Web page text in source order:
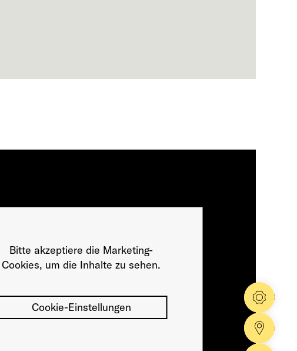
Bitte akzeptiere die Marketing-
Cookies, um die Inhalte zu sehen.
Cookie-Einstellungen